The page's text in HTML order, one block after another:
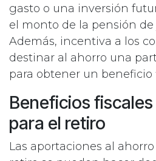
gasto o una inversión
el monto de la pensión
Además, incentiva a los
destinar al ahorro una
para obtener un beneficio
Beneficios
para el retiro
Las aportaciones al